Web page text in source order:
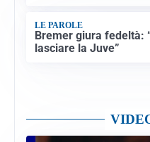
LE PAROLE
Bremer giura fedeltà:
lasciare la Juve”